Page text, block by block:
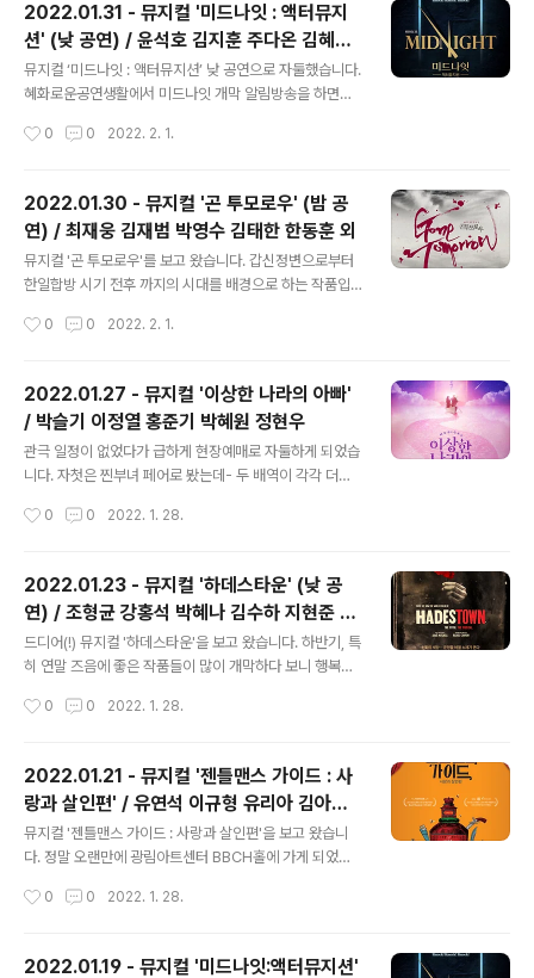
시의 일기] 2023.09.13 - 뮤지컬 '제시의 일기' / 안유진
김찬호 임찬민 뮤지컬 [제시의 일기]를 보고 왔습니다. 일
제 강점기에 독립운동가였던 안우조/최선화 부부의 좌충우
돌 육... blog.naver.com 9월 14일(목) - 뮤지컬 [인사이
2022.01.31 - 뮤지컬 '미드나잇 : 액터뮤지
션' (낮 공연) / 윤석호 김지훈 주다온 김혜미
고예일 정민석 김수종 이정수
뮤지컬 ‘미드나잇 : 액터뮤지션’ 낮 공연으로 자둘했습니다.
혜화로운공연생활에서 미드나잇 개막 알림방송을 하면서
다. 그리고 공연을 본 지금은? 잡길 잘했다는 생각이 들었
플레이어1 김혜미, 플레이어2 고예일 배우님들을 제외하
고 모두 다른 캐스팅이었습니다. 개막일에는 미처 나오지
않았던 예스24 디자인 티켓봉투를 이번에 받았어요. (커튼
콜 영상 스크린샷들입니다. 커튼콜데이 이벤트를 진행중이
와 다른 배우님들이어서 당연하겠지만 느낌이 확 달랐습니
0 0 2022. 2. 1.
2022.01.30 - 뮤지컬 '곤 투모로우' (밤 공
연) / 최재웅 김재범 박영수 김태한 한동훈 외
뮤지컬 '곤 투모로우'를 보고 왔습니다. 갑신정변으로부터
한일합방 시기 전후 까지의 시대를 배경으로 하는 작품입
웅, 김재범, 박영수 배우님)로 보았습니다. ​ 저는 초연을 보
의 가장 큰 설정의 차이는- 초연에는 실제 김옥균을 암살했
던 홍종우가 등장하였으나, 재연은 홍종우를 가장한 가상
의 인물인 한정훈이 등장하는 것이라고 합니다. ​ 전체적으
로 1막은 다소 산만한 연출이 이어지기에(근데 그 와중에
넘버는 좋음) 관객이 받아들이기에 따라 한편으로는 지루
도 일부 있었다는 말을 전해 들은 적도 있습니다. 저는 그
0 0 2022. 2. 1.
2022.01.27 - 뮤지컬 '이상한 나라의 아빠'
/ 박슬기 이정열 홍준기 박혜원 정현우
관극 일정이 없었다가 급하게 현장예매로 자둘하게 되었습
니다. 자첫은 찐부녀 페어로 봤는데- 두 배역이 각각 더블
각각의 배우가 크로스되는 페어도 있다는 것! 이번 관극은
도 있었습니다. ​ 예전에 김리 배우님이 본인의 채널 '김리와
함께하리'에서 열었던 ‘미스뮤지컬’ 컨텐츠로 처음 보고 응
원하게 되면서 유튜브 영상으로 쭈욱 봐왔던 박슬기 배우
님이 무대에 선 모습을 보는 순간, 너무 좋으면서도 아쉬움
이 몰려왔습니다. 나라는 사람은 왜, 도대체 왜! 슭앤2를 못
다시 오지 않지요. 도도새는 후회 안하면 된다고 말해줬지
0 0 2022. 1. 28.
2022.01.23 - 뮤지컬 '하데스타운' (낮 공
연) / 조형균 강홍석 박혜나 김수하 지현준 이
지숙 이아름솔 박가람 외
드디어(!) 뮤지컬 '하데스타운'을 보고 왔습니다. 하반기, 특
히 연말 즈음에 좋은 작품들이 많이 개막하다 보니 행복한
도 했는데, 특히나 하데스타운은 공연 기간이 길다고 여유
신화에 나오는 오르페우스와 에우리디케 이야기를 현대적
으로 재구성한 작품입니다. 천국, 지상, 지옥까지 마음대로
넘나들 수 있는 헤르메스는 오르페우스에게 조언을 해주는
동시에 작품 전체를 이끌어가는 나레이터 역할을 합니다. ​
조명이 모두 들어와 있는 상태에서 배우들과 연주자들이
제외하고는 암전 없이 대부분의 배우들과 연주자들이 그대
0 0 2022. 1. 28.
2022.01.21 - 뮤지컬 '젠틀맨스 가이드 : 사
랑과 살인편' / 유연석 이규형 유리아 김아선
김현진 외
뮤지컬 '젠틀맨스 가이드 : 사랑과 살인편'을 보고 왔습니
다. 정말 오랜만에 광림아트센터 BBCH홀에 가게 되었네
다가 어머니가 막대한 부를 가진 귀족 ‘다이스퀴스’ 가문의
0 0 2022. 1. 28.
2022.01.19 - 뮤지컬 '미드나잇:액터뮤지션'